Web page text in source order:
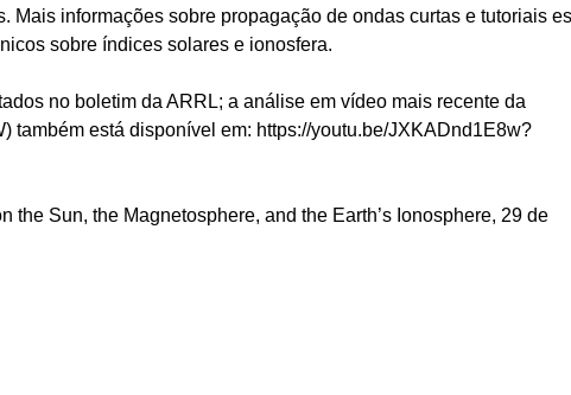
Mais informações sobre propagação de ondas curtas e tutoriais
sobre índices solares e ionosfera.
no boletim da ARRL; a análise em vídeo mais recente da
também está disponível em: https://youtu.be/JXKADnd1E8w?
the Sun, the Magnetosphere, and the Earth’s Ionosphere, 29 de